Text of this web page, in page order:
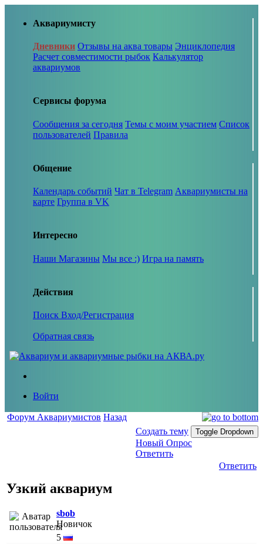
Аквариумисту
Дневники Отзывы на аква товары Энциклопедия
Расчет совместимости рыбок Калькулятор
аквариумов
Сервисы форума
Сообщения за сегодня Темы с моим участием Список
пользователей Правила
Общение
Календарь событий Чат в Telegram Аквариумисты на
карте Группа в VK
Интересно
Наши Магазины Мы все :) Игра на память
Действия
Поиск Вход/Регистрация
Обратная связь
Войти
Форум Аквариумистов Назад
Создать тему
Toggle Dropdown
Новый Опрос
Ответить
Ответить
Узкий аквариум
sbob
Новичок
5